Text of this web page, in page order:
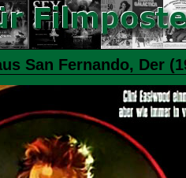
San Fernando, Der